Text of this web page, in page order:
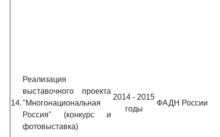
14.
Реализация
выставочного проекта
"Многонациональная
Россия" (конкурс и
фотовыставка)
2014 - 2015
годы
ФАДН России